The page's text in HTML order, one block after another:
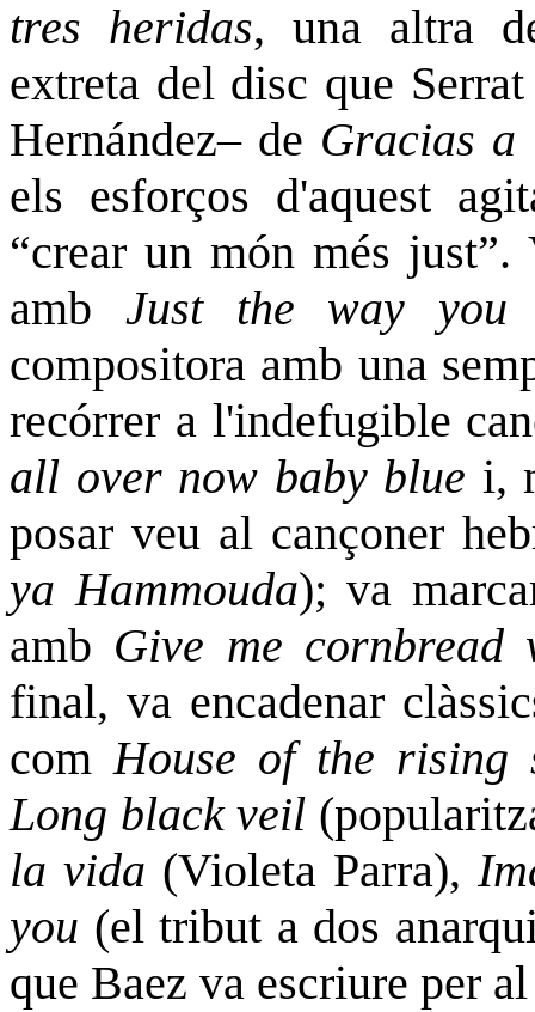
tres heridas, una altra
extreta del disc que
Hernández– de Gracias a
els esforços d'aquest
“crear un món més
amb Just the way you
compositora amb una
recórrer a l'indefugible
all over now baby blue i,
posar veu al cançoner
ya Hammouda); va
amb Give me cornbread
final, va encadenar
comHouse of the rising
Long black veil
la vida (Violeta Parra),
you (el tribut a dos
que Baez va escriure per